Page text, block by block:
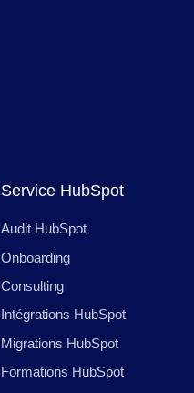
Service HubSpot
Audit HubSpot
Onboarding
Consulting
Intégrations HubSpot
Migrations HubSpot
Formations HubSpot